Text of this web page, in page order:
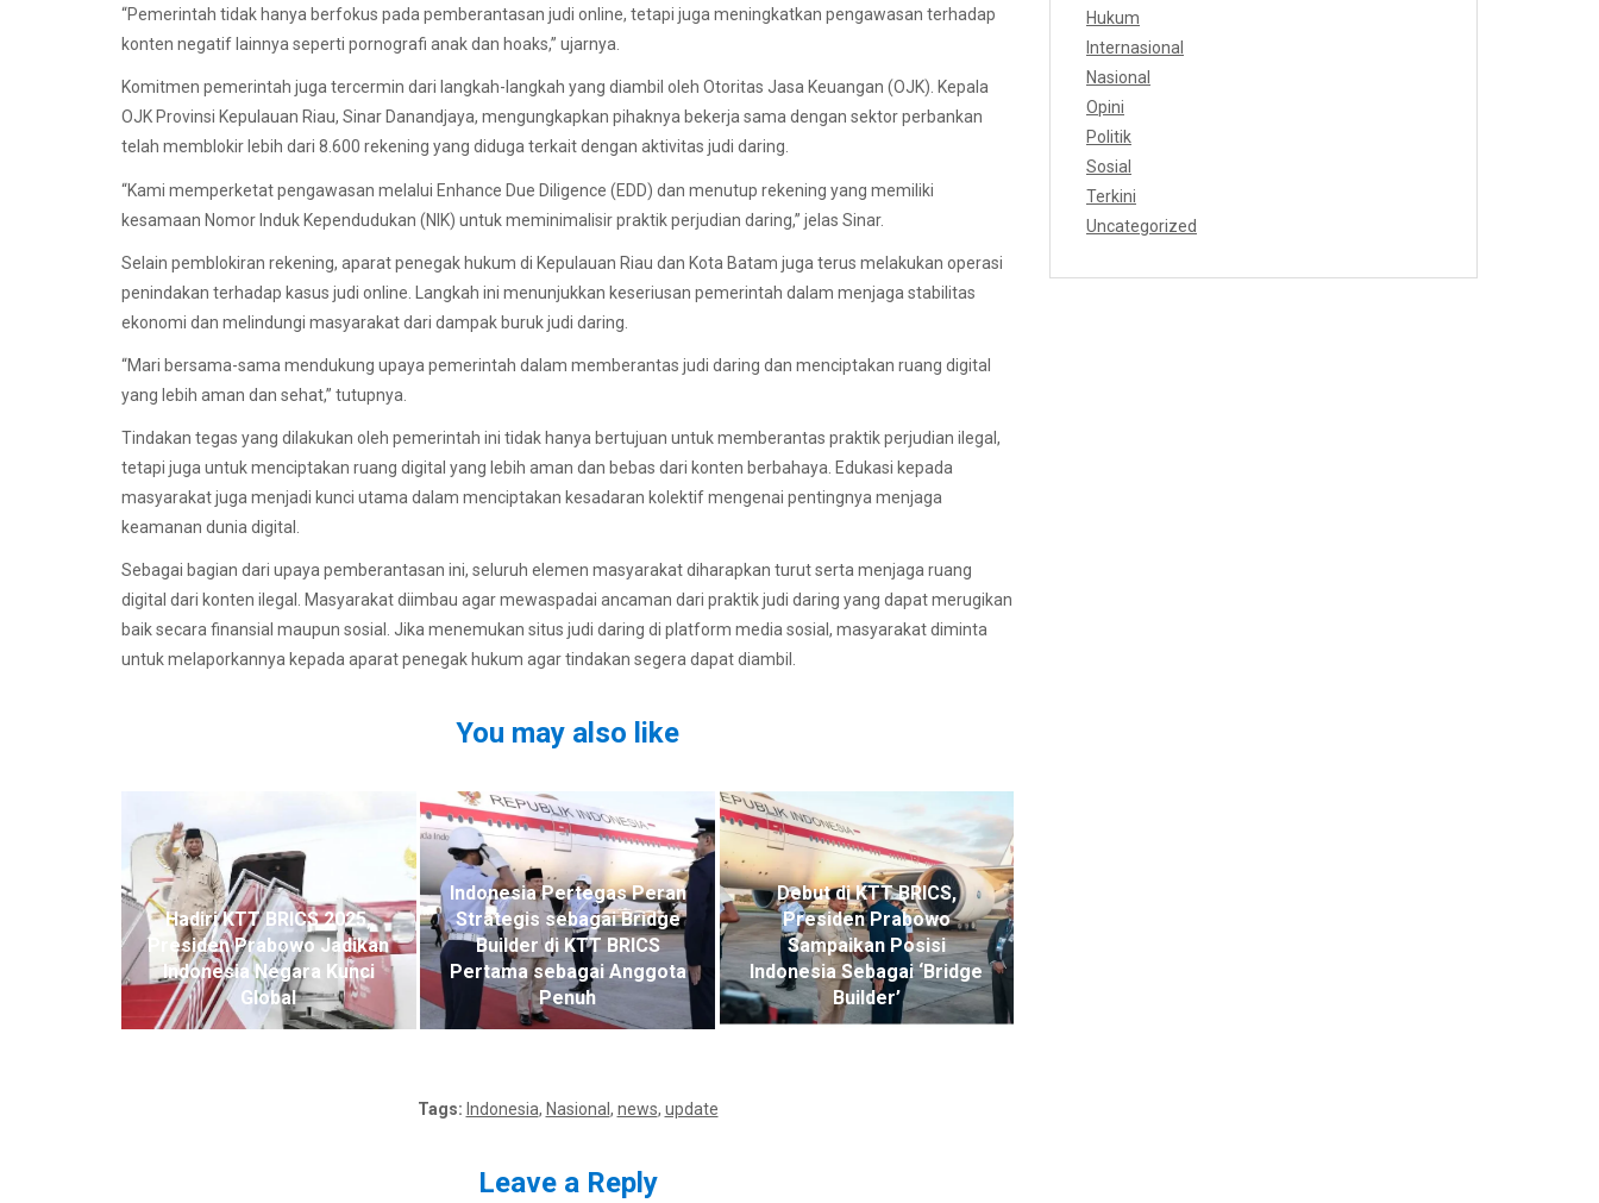
“Pemerintah tidak hanya berfokus pada pemberantasan judi online, tetapi juga meningkatkan pengawasan terhadap
konten negatif lainnya seperti pornografi anak dan hoaks,” ujarnya.
Komitmen pemerintah juga tercermin dari langkah-langkah yang diambil oleh Otoritas Jasa Keuangan (OJK). Kepala
OJK Provinsi Kepulauan Riau, Sinar Danandjaya, mengungkapkan pihaknya bekerja sama dengan sektor perbankan
telah memblokir lebih dari 8.600 rekening yang diduga terkait dengan aktivitas judi daring.
“Kami memperketat pengawasan melalui Enhance Due Diligence (EDD) dan menutup rekening yang memiliki
kesamaan Nomor Induk Kependudukan (NIK) untuk meminimalisir praktik perjudian daring,” jelas Sinar.
Selain pemblokiran rekening, aparat penegak hukum di Kepulauan Riau dan Kota Batam juga terus melakukan operasi
penindakan terhadap kasus judi online. Langkah ini menunjukkan keseriusan pemerintah dalam menjaga stabilitas
ekonomi dan melindungi masyarakat dari dampak buruk judi daring.
“Mari bersama-sama mendukung upaya pemerintah dalam memberantas judi daring dan menciptakan ruang digital
yang lebih aman dan sehat,” tutupnya.
Tindakan tegas yang dilakukan oleh pemerintah ini tidak hanya bertujuan untuk memberantas praktik perjudian ilegal,
tetapi juga untuk menciptakan ruang digital yang lebih aman dan bebas dari konten berbahaya. Edukasi kepada
masyarakat juga menjadi kunci utama dalam menciptakan kesadaran kolektif mengenai pentingnya menjaga
keamanan dunia digital.
Sebagai bagian dari upaya pemberantasan ini, seluruh elemen masyarakat diharapkan turut serta menjaga ruang
digital dari konten ilegal. Masyarakat diimbau agar mewaspadai ancaman dari praktik judi daring yang dapat merugikan
baik secara finansial maupun sosial. Jika menemukan situs judi daring di platform media sosial, masyarakat diminta
untuk melaporkannya kepada aparat penegak hukum agar tindakan segera dapat diambil.
You may also like
Hadiri KTT BRICS 2025,
Presiden Prabowo Jadikan
Indonesia Negara Kunci
Global
Indonesia Pertegas Peran
Strategis sebagai Bridge
Builder di KTT BRICS
Pertama sebagai Anggota
Penuh
Debut di KTT BRICS,
Presiden Prabowo
Sampaikan Posisi
Indonesia Sebagai ‘Bridge
Builder’
Tags: Indonesia, Nasional, news, update
Leave a Reply
Hukum
Internasional
Nasional
Opini
Politik
Sosial
Terkini
Uncategorized